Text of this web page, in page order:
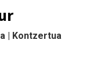
| Kontzertua